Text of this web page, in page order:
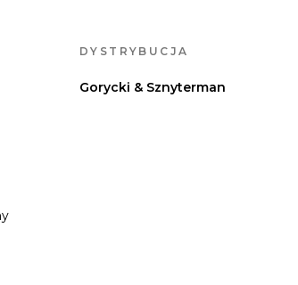
DYSTRYBUCJA
Gorycki & Sznyterman